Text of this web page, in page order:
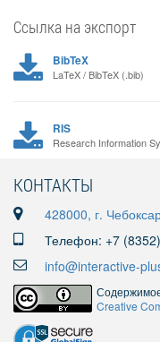
Ссылка на экспорт
BibTeX
LaTeX / BibTeX (.bib)
RIS
Research Information
КОНТАКТЫ
428000, г.
Телефон: +7
info@interactive-
Creative